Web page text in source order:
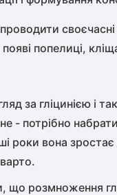
появі попелиці,
за гліцинією і
- потрібно
роки вона
що розмноження